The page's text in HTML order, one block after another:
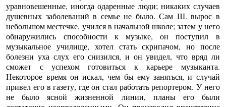
уравновешенные, иногда одаренные люди; никаких случаев
душевных заболеваний в семье не было. Сам Ш. вырос в
небольшом местечке, учился в начальной школе; затем у него
обнаружились способности к музыке, он поступил в
музыкальное училище, хотел стать скрипачом, но после
болезни уха слух его снизился, и он увидел, что вряд ли
сможет с успехом готовиться к карьере музыканта.
Некоторое время он искал, чем бы ему заняться, и случай
привел его в газету, где он стал работать репортером. У него
не было ясной жизненной линии, планы его были